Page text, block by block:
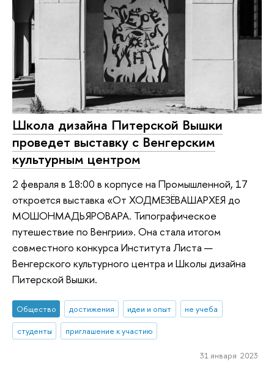
Школа дизайна Питерской Вышки
проведет выставку с Венгерским
культурным центром
2 февраля в 18:00 в корпусе на Промышленной, 17
откроется выставка «От ХОДМЕЗЁВАШАРХЕЯ до
МОШОНМАДЬЯРОВАРА. Типографическое
путешествие по Венгрии». Она стала итогом
совместного конкурса Института Листа —
Венгерского культурного центра и Школы дизайна
Питерской Вышки.
Общество достижения идеи и опыт
не учеба
студенты
приглашение к участию
31 января 2023